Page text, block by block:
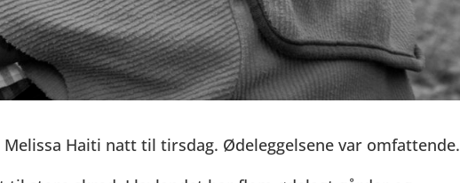
Haiti natt til tirsdag. Ødeleggelsene var omfattende.